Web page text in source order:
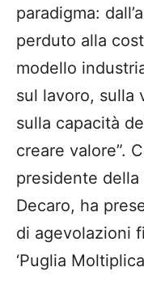
paradigma:
perduto alla
modello
sul lavoro, sulla
sulla capacità
creare valore”.
presidente
Decaro, ha
di agevolazioni
‘Puglia